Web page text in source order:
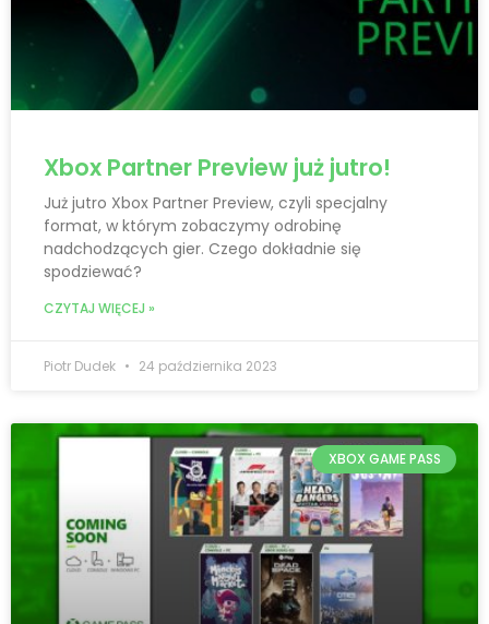
Xbox Partner Preview już jutro!
Już jutro Xbox Partner Preview, czyli specjalny
format, w którym zobaczymy odrobinę
nadchodzących gier. Czego dokładnie się
spodziewać?
CZYTAJ WIĘCEJ »
Piotr Dudek 24 października 2023
XBOX GAME PASS